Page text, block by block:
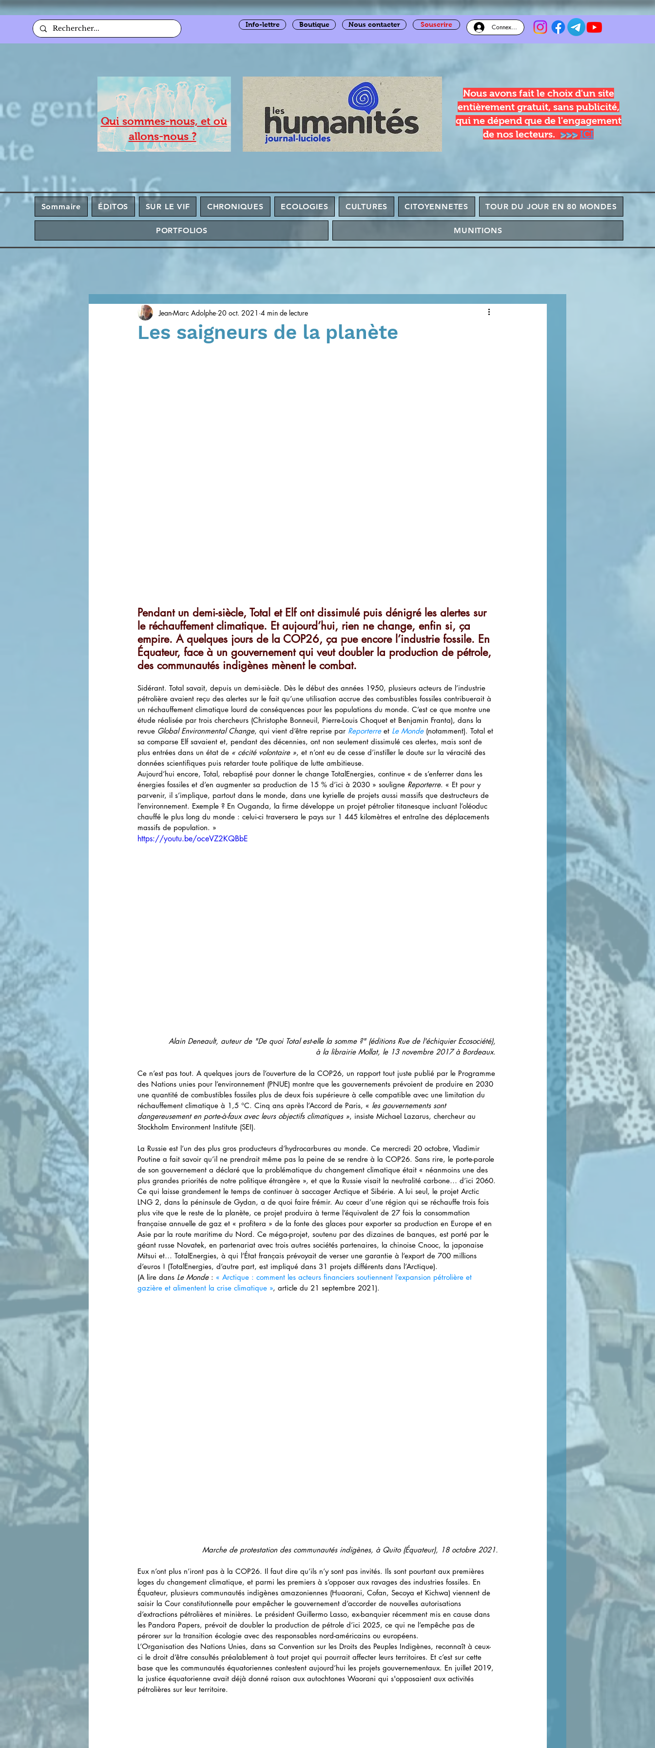
Info-lettre Boutique Nous contacter Souscrire Connexion
Qui sommes-nous, et où
allons-nous ?
Nous avons fait le choix d'un site
entièrement gratuit, sans publicité,
qui ne dépend que de l'engagement
de nos lecteurs. >>> ICI
Sommaire ÉDITOS SUR LE VIF CHRONIQUES ECOLOGIES CULTURES CITOYENNETES TOUR DU JOUR EN 80 MONDES
PORTFOLIOS MUNITIONS
Les saigneurs de la planète
Jean-Marc Adolphe 20 oct. 2021 4 min de lecture
Pendant un demi-siècle, Total et Elf ont dissimulé puis dénigré les alertes sur
le réchauffement climatique. Et aujourd’hui, rien ne change, enfin si, ça
empire. A quelques jours de la COP26, ça pue encore l’industrie fossile. En
Équateur, face à un gouvernement qui veut doubler la production de pétrole,
des communautés indigènes mènent le combat.
Sidérant. Total savait, depuis un demi-siècle. Dès le début des années 1950, plusieurs acteurs de l’industrie
pétrolière avaient reçu des alertes sur le fait qu’une utilisation accrue des combustibles fossiles contribuerait à
un réchauffement climatique lourd de conséquences pour les populations du monde. C’est ce que montre une
étude réalisée par trois chercheurs (Christophe Bonneuil, Pierre-Louis Choquet et Benjamin Franta), dans la
revue Global Environmental Change, qui vient d’être reprise par Reporterre et Le Monde (notamment). Total et
sa comparse Elf savaient et, pendant des décennies, ont non seulement dissimulé ces alertes, mais sont de
plus entrées dans un état de « cécité volontaire », et n’ont eu de cesse d’instiller le doute sur la véracité des
données scientifiques puis retarder toute politique de lutte ambitieuse.
Aujourd’hui encore, Total, rebaptisé pour donner le change TotalEnergies, continue « de s’enferrer dans les
énergies fossiles et d’en augmenter sa production de 15 % d’ici à 2030 » souligne Reporterre. « Et pour y
parvenir, il s’implique, partout dans le monde, dans une kyrielle de projets aussi massifs que destructeurs de
l’environnement. Exemple ? En Ouganda, la firme développe un projet pétrolier titanesque incluant l’oléoduc
chauffé le plus long du monde : celui-ci traversera le pays sur 1 445 kilomètres et entraîne des déplacements
massifs de population. »
https://youtu.be/oceVZ2KQBbE
Alain Deneault, auteur de "De quoi Total est-elle la somme ?" (éditions Rue de l'échiquier Ecosociété),
à la librairie Mollat, le 13 novembre 2017 à Bordeaux.
Ce n’est pas tout. A quelques jours de l’ouverture de la COP26, un rapport tout juste publié par le Programme
des Nations unies pour l’environnement (PNUE) montre que les gouvernements prévoient de produire en 2030
une quantité de combustibles fossiles plus de deux fois supérieure à celle compatible avec une limitation du
réchauffement climatique à 1,5 °C. Cinq ans après l’Accord de Paris, « les gouvernements sont
dangereusement en porte-à-faux avec leurs objectifs climatiques », insiste Michael Lazarus, chercheur au
Stockholm Environment Institute (SEI).
La Russie est l’un des plus gros producteurs d’hydrocarbures au monde. Ce mercredi 20 octobre, Vladimir
Poutine a fait savoir qu’il ne prendrait même pas la peine de se rendre à la COP26. Sans rire, le porte-parole
de son gouvernement a déclaré que la problématique du changement climatique était « néanmoins une des
plus grandes priorités de notre politique étrangère », et que la Russie visait la neutralité carbone… d’ici 2060.
Ce qui laisse grandement le temps de continuer à saccager Arctique et Sibérie. A lui seul, le projet Arctic
LNG 2, dans la péninsule de Gydan, a de quoi faire frémir. Au cœur d’une région qui se réchauffe trois fois
plus vite que le reste de la planète, ce projet produira à terme l’équivalent de 27 fois la consommation
française annuelle de gaz et « profitera » de la fonte des glaces pour exporter sa production en Europe et en
Asie par la route maritime du Nord. Ce méga-projet, soutenu par des dizaines de banques, est porté par le
géant russe Novatek, en partenariat avec trois autres sociétés partenaires, la chinoise Cnooc, la japonaise
Mitsui et… TotalEnergies, à qui l’État français prévoyait de verser une garantie à l’export de 700 millions
d’euros ! (TotalEnergies, d’autre part, est impliqué dans 31 projets différents dans l’Arctique).
(A lire dans Le Monde : « Arctique : comment les acteurs financiers soutiennent l’expansion pétrolière et
gazière et alimentent la crise climatique », article du 21 septembre 2021).
Marche de protestation des communautés indigènes, à Quito (Équateur), 18 octobre 2021.
Eux n’ont plus n’iront pas à la COP26. Il faut dire qu’ils n’y sont pas invités. Ils sont pourtant aux premières
loges du changement climatique, et parmi les premiers à s’opposer aux ravages des industries fossiles. En
Équateur, plusieurs communautés indigènes amazoniennes (Huaorani, Cofan, Secoya et Kichwa) viennent de
saisir la Cour constitutionnelle pour empêcher le gouvernement d’accorder de nouvelles autorisations
d’extractions pétrolières et minières. Le président Guillermo Lasso, ex-banquier récemment mis en cause dans
les Pandora Papers, prévoit de doubler la production de pétrole d’ici 2025, ce qui ne l’empêche pas de
pérorer sur la transition écologie avec des responsables nord-américains ou européens.
L’Organisation des Nations Unies, dans sa Convention sur les Droits des Peuples Indigènes, reconnaît à ceux-
ci le droit d’être consultés préalablement à tout projet qui pourrait affecter leurs territoires. Et c’est sur cette
base que les communautés équatoriennes contestent aujourd’hui les projets gouvernementaux. En juillet 2019,
la justice équatorienne avait déjà donné raison aux autochtones Waorani qui s'opposaient aux activités
pétrolières sur leur territoire.